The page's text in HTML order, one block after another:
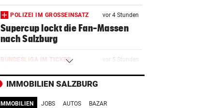
POLIZEI IM GROSSEINSATZ vor 4 Stunden
Supercup lockt die Fan-Massen
nach Salzburg
BUNDESLIGA IM TICKER vor 5 Stunden
Wolfsberger AC gegen Salzburg
ab 17 Uhr LIVE
„EXTREM WEHGETAN“ vor 11 Stunden
IMMOBILIEN SALZBURG
IMMOBILIEN JOBS AUTOS BAZAR